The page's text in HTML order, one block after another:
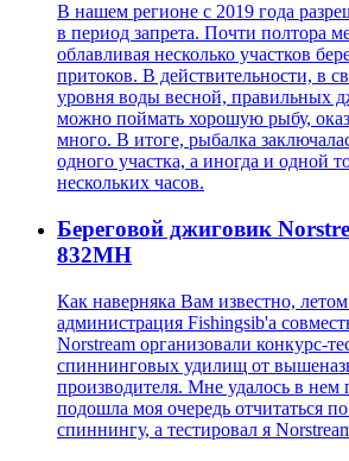
В нашем регионе с 2019 года
в период запрета. Почти полтора
облавливая несколько участков
притоков. В действительности, в
уровня воды весной, правильных
можно поймать хорошую рыбу,
много. В итоге, рыбалка
одного участка, а иногда и одной
нескольких часов.
Береговой джиговик
832MH
Как наверняка Вам известно, летом
администрация Fishingsib'а
Norstream организовали конкурс-
спиннинговых удилищ от
производителя. Мне удалось в нем
подошла моя очередь отчитаться
спиннингу, а тестировал я